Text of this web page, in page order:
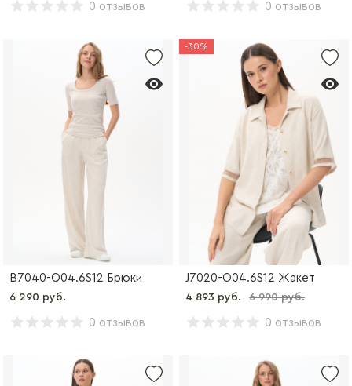
0 отзывов 0 отзывов
B7040-O04.6S12 Брюки
6 290 руб.
0 отзывов
-30%
J7020-O04.6S12 Жакет
4 893 руб. 6 990 руб.
0 отзывов